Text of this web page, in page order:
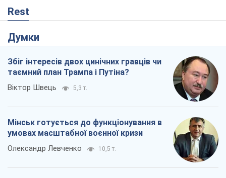
Rest
Думки
Збіг інтересів двох цинічних гравців чи
таємний план Трампа і Путіна?
Віктор Швець 5,3 т.
Мінськ готується до функціонування в
умовах масштабної воєнної кризи
Олександр Левченко 10,5 т.